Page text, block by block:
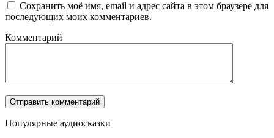
Сохранить моё имя, email и адрес сайта в этом браузере для
последующих моих комментариев.
Комментарий
Популярные аудиосказки